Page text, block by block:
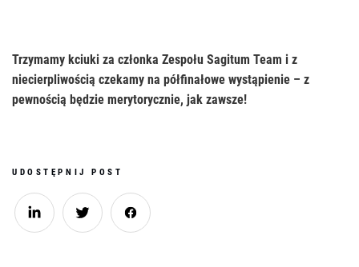
Trzymamy kciuki za członka Zespołu Sagitum Team i z
niecierpliwością czekamy na półfinałowe wystąpienie – z
pewnością będzie merytorycznie, jak zawsze!
UDOSTĘPNIJ POST